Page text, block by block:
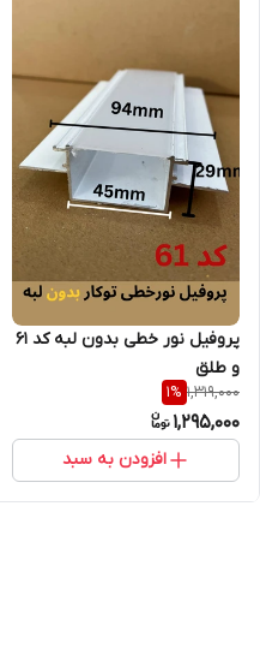
پروفیل نور خطی بدون لبه کد 61
و طلق
1,319,000
1%
1,295,000
افزودن به سبد